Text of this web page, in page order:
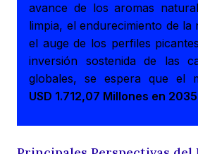
avance de los aromas
limpia, el endurecimiento de la
el auge de los perfiles
inversión sostenida de las
globales, se espera que el
USD 1.712,07 Millones en 2035